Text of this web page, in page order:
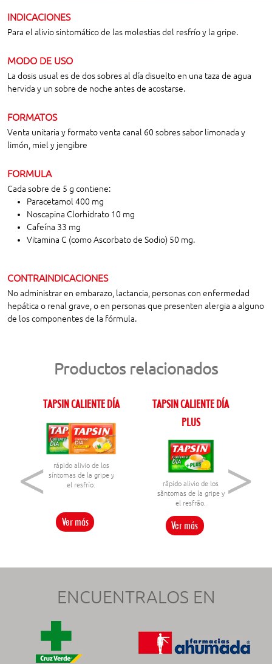
INDICACIONES
Para el alivio sintomático de las molestias del resfrío y la gripe.
MODO DE USO
La dosis usual es de dos sobres al día disuelto en una taza de agua
hervida y un sobre de noche antes de acostarse.
FORMATOS
Venta unitaria y formato venta canal 60 sobres sabor limonada y
limón, miel y jengibre
FORMULA
Cada sobre de 5 g contiene:
Paracetamol 400 mg
Noscapina Clorhidrato 10 mg
Cafeína 33 mg
Vitamina C (como Ascorbato de Sodio) 50 mg.
CONTRAINDICACIONES
No administrar en embarazo, lactancia, personas con enfermedad
hepática o renal grave, o en personas que presenten alergia a alguno
de los componentes de la fórmula.
Productos relacionados
TAPSIN CALIENTE DÍA
rápido alivio de los
síntomas de la gripe y
el resfrío.
Ver más
TAPSIN CALIENTE DÍA
PLUS
rãpido alivio de los
sãntomas de la gripe y
el resfrão.
Ver más
< >
ENCUENTRALOS EN